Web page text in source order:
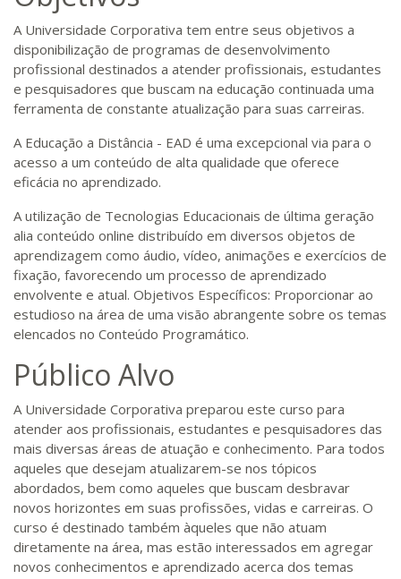
A Universidade Corporativa tem entre seus objetivos a
disponibilização de programas de desenvolvimento
profissional destinados a atender profissionais, estudantes
e pesquisadores que buscam na educação continuada uma
ferramenta de constante atualização para suas carreiras.
A Educação a Distância - EAD é uma excepcional via para o
acesso a um conteúdo de alta qualidade que oferece
eficácia no aprendizado.
A utilização de Tecnologias Educacionais de última geração
alia conteúdo online distribuído em diversos objetos de
aprendizagem como áudio, vídeo, animações e exercícios de
fixação, favorecendo um processo de aprendizado
envolvente e atual. Objetivos Específicos: Proporcionar ao
estudioso na área de uma visão abrangente sobre os temas
elencados no Conteúdo Programático.
Público Alvo
A Universidade Corporativa preparou este curso para
atender aos profissionais, estudantes e pesquisadores das
mais diversas áreas de atuação e conhecimento. Para todos
aqueles que desejam atualizarem-se nos tópicos
abordados, bem como aqueles que buscam desbravar
novos horizontes em suas profissões, vidas e carreiras. O
curso é destinado também àqueles que não atuam
diretamente na área, mas estão interessados em agregar
novos conhecimentos e aprendizado acerca dos temas